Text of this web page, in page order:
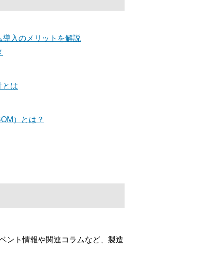
入のメリットを解説
とは
）とは？
ント情報や関連コラムなど、製造